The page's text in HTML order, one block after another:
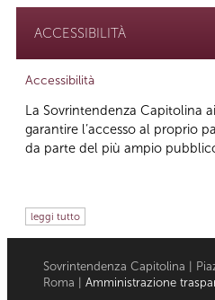
ACCESSIBILITÀ
Accessibilità
La Sovrintendenza Capitolina
garantire l’accesso al proprio
da parte del più ampio
leggi tutto
Sovrintendenza Capitolina |
Roma | Amministrazione